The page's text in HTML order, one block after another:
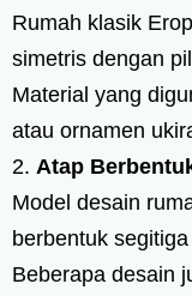
Rumah klasik
simetris dengan
Material yang
atau ornamen
Atap
Model desain
berbentuk
Beberapa desain